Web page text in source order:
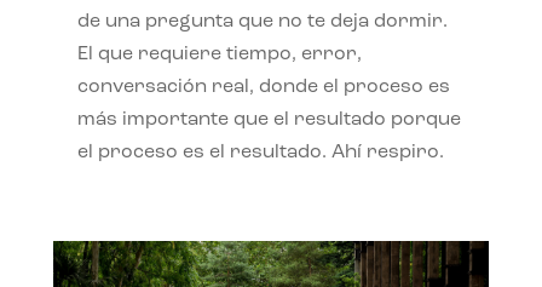
de una pregunta que no te deja dormir.
El que requiere tiempo, error,
conversación real, donde el proceso es
más importante que el resultado porque
el proceso es el resultado. Ahí respiro.